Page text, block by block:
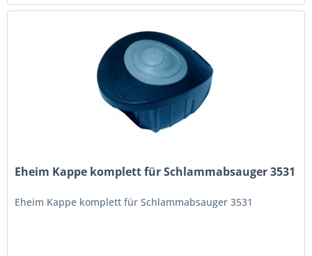
Eheim Kappe komplett für Schlammabsauger 3531
Eheim Kappe komplett für Schlammabsauger 3531